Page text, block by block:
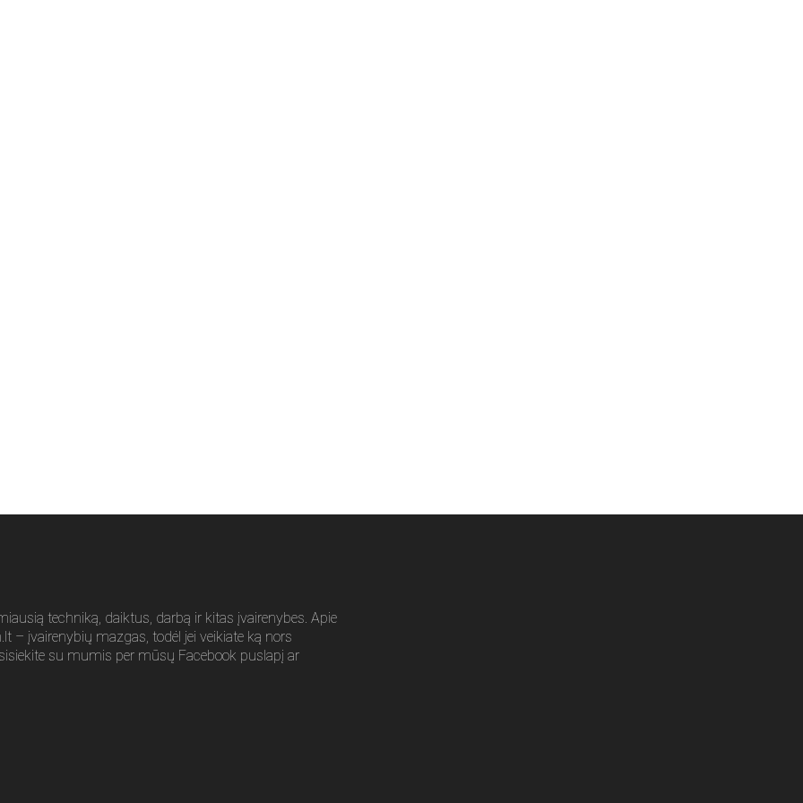
techniką, daiktus, darbą ir kitas įvairenybes. Apie
– įvairenybių mazgas, todėl jei veikiate ką nors
su mumis per mūsų Facebook puslapį ar